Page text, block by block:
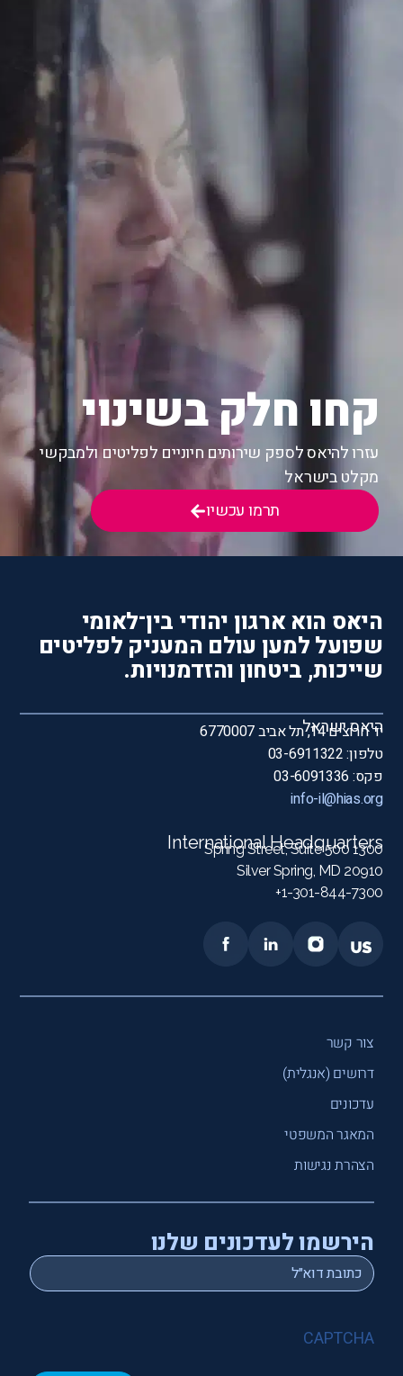
קחו חלק בשינוי
עזרו להיאס לספק שירותים חיוניים לפליטים ולמבקשי
מקלט בישראל
תרמו עכשיו
היאס הוא ארגון יהודי בין־לאומי
שפועל למען עולם המעניק לפליטים
שייכות, ביטחון והזדמנויות.
היאס ישראל
יד חרוצים 14, תל אביב 6770007
טלפון: 03-6911322
פקס: 03-6091336
info-il@hias.org
International Headquarters
1300 Spring Street, Suite 500
Silver Spring, MD 20910
1-301-844-7300+
צור קשר
דרושים (אנגלית)
עדכונים
המאגר המשפטי
הצהרת נגישות
הירשמו לעדכונים שלנו
Email
*
CAPTCHA